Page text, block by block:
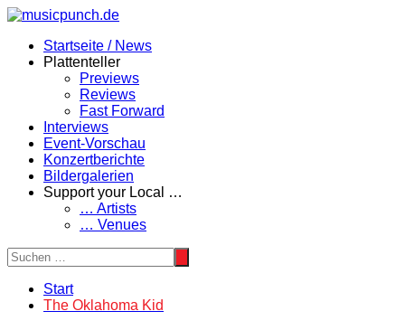
Zum
springenStartseite / News
Plattenteller
Previews
Reviews
Fast Forward
Interviews
Event-Vorschau
Konzertberichte
Bildergalerien
Support your Local …
… Artists
… Venues
Start
The Oklahoma Kid